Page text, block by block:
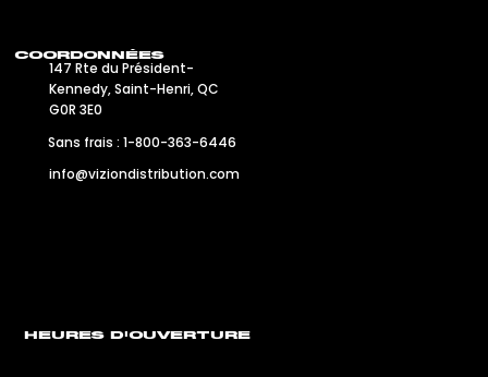
COORDONNÉES
147 Rte du Président-
Kennedy, Saint-Henri, QC
G0R 3E0
Sans frais : 1-800-363-6446
info@viziondistribution.com
HEURES D'OUVERTURE